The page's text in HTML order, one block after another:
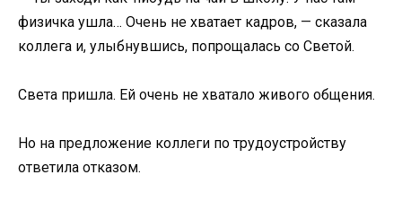
физичка ушла… Очень не хватает кадров, — сказала
коллега и, улыбнувшись, попрощалась со Светой.
Света пришла. Ей очень не хватало живого общения.
Но на предложение коллеги по трудоустройству
ответила отказом.